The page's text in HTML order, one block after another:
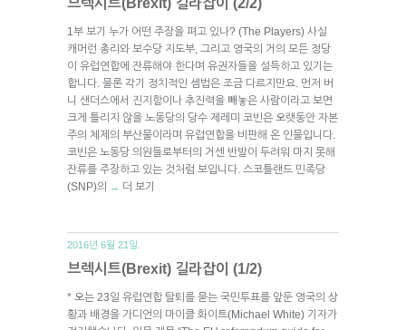
1부 보기 누가 어떤 주장을 펴고 있나? (The Players) 사실
캐머런 총리와 보수당 지도부, 그리고 영국의 거의 모든 정당
이 유럽연합에 잔류해야 한다며 유권자들을 설득하고 있기는
합니다. 물론 각기 정치적인 셈법은 조금 다르지만요. 먼저 버
니 샌더스에서 진지함이나 추진력을 빼놓은 사람이라고 보면
크게 틀리지 않을 노동당의 당수 제레미 코빈은 오랫동안 자본
주의 체제의 부산물이라며 유럽연합을 비판해 온 인물입니다.
코빈은 노동당 의원들로부터의 거센 반발이 두려워 마지 못해
잔류를 주장하고 있는 것처럼 보입니다. 스코틀랜드 민족당
(SNP)의
→ 더 보기
2016년 6월 21일.
브렉시트(Brexit) 길라잡이 (1/2)
* 오는 23일 유럽연합 탈퇴를 묻는 국민투표를 앞둔 영국의 상
황과 배경을 가디언의 마이클 화이트(Michael White) 기자가